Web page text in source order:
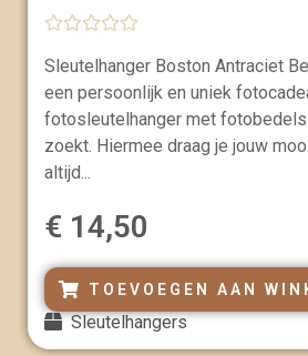
e
a
a
r
d
e
d
0
i
t
5
Sleutelhanger Boston Antraciet
een persoonlijk en uniek
fotosleutelhanger met
zoekt. Hiermee draag je jouw
altijd...
€ 14,50
TOEVOEGEN AAN
Sleutelhangers